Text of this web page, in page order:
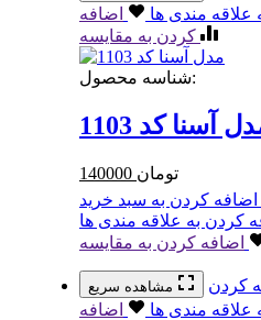
علاقه مندی ها
اضافه
کردن به مقایسه
شناسه محصول:
آسنا کد 1103
140000 تومان
اضافه کردن به سبد خرید
کردن به علاقه مندی ها
اضافه کردن به مقایسه
مشاهده سریع
کردن
علاقه مندی ها
اضافه